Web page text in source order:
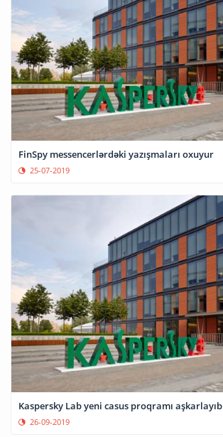
FinSpy messencerlərdəki yazışmaları oxuyur
25-07-2019
Kaspersky Lab yeni casus proqramı aşkarlayıb
26-09-2019